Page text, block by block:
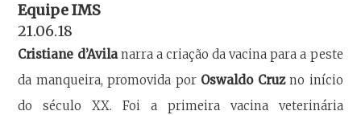
Equipe IMS
21.06.18
Cristiane d’Avilanarra a criação da vacina para a peste
da manqueira, promovida por Oswaldo Cruzno início
do século XX. Foi a primeira vacina veterinária